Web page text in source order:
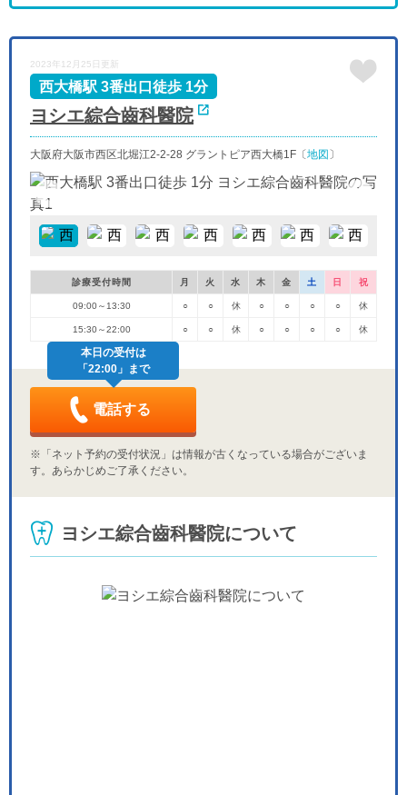
9/18 9/19 9/20 9/21 9/22 9/23 9/24
9/25
-
9/26
- 休 -
2023年12月25日更新
ヨシエ綜合齒科醫院
西大橋駅 3番出口徒歩 1分
大阪府大阪市西区北堀江2-2-28 グラントピア西大橋1F〔地図 〕
診療受付時間 月 火 水 木 金 土 日 祝
09:00～13:30 ○ ○ 休 ○ ○ ○ ○ 休
15:30～22:00 ○ ○ 休 ○ ○ ○ ○ 休
本日の受付は
「22:00」まで
電話する
※「ネット予約の受付状況」は情報が古くなっている場合がございま
す。あらかじめご了承ください。
ヨシエ綜合齒科醫院について